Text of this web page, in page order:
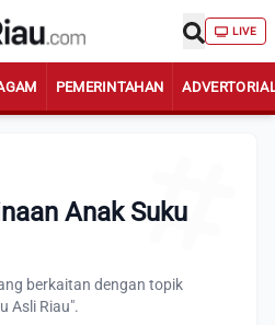
LIVE
PEMERINTAHAN
Anak Suku
berkaitan dengan topik
Asli Riau".